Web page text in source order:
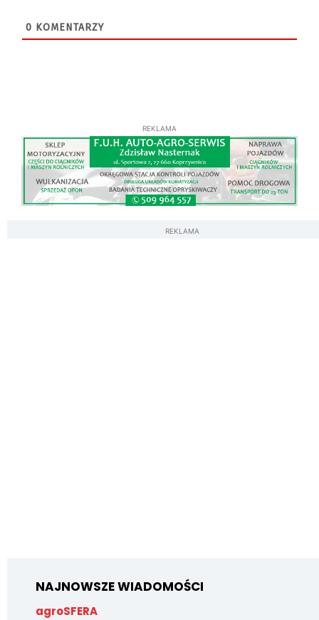
0 KOMENTARZY
REKLAMA
REKLAMA
NAJNOWSZE WIADOMOŚCI
agroSFERA